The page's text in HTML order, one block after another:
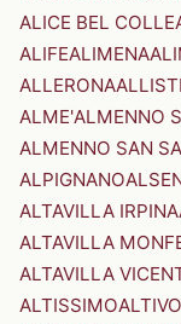
ALICE BEL COLLE
ALIFEALIMENA
ALLERONA
ALME'ALMENNO
ALMENNO SAN
ALPIGNANO
ALTAVILLA IRPINA
ALTAVILLA
ALTAVILLA
ALTISSIMO